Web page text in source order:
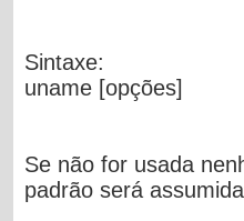
Sintaxe:
uname [opções]
Se não for usada
padrão será